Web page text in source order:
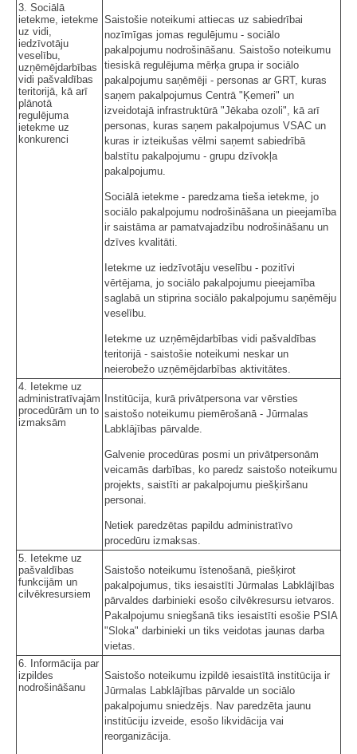
3. Sociālā
ietekme, ietekme
uz vidi,
iedzīvotāju
veselību,
uzņēmējdarbības
vidi pašvaldības
teritorijā, kā arī
plānotā
regulējuma
ietekme uz
konkurenci
Saistošie noteikumi attiecas uz sabiedrībai
nozīmīgas jomas regulējumu - sociālo
pakalpojumu nodrošināšanu. Saistošo noteikumu
tiesiskā regulējuma mērķa grupa ir sociālo
pakalpojumu saņēmēji - personas ar GRT, kuras
saņem pakalpojumus Centrā "Ķemeri" un
izveidotajā infrastruktūrā "Jēkaba ozoli", kā arī
personas, kuras saņem pakalpojumus VSAC un
kuras ir izteikušas vēlmi saņemt sabiedrībā
balstītu pakalpojumu - grupu dzīvokļa
pakalpojumu.
Sociālā ietekme - paredzama tieša ietekme, jo
sociālo pakalpojumu nodrošināšana un pieejamība
ir saistāma ar pamatvajadzību nodrošināšanu un
dzīves kvalitāti.
Ietekme uz iedzīvotāju veselību - pozitīvi
vērtējama, jo sociālo pakalpojumu pieejamība
saglabā un stiprina sociālo pakalpojumu saņēmēju
veselību.
Ietekme uz uzņēmējdarbības vidi pašvaldības
teritorijā - saistošie noteikumi neskar un
neierobežo uzņēmējdarbības aktivitātes.
4. Ietekme uz
administratīvajām
procedūrām un to
izmaksām
Institūcija, kurā privātpersona var vērsties
saistošo noteikumu piemērošanā - Jūrmalas
Labklājības pārvalde.
Galvenie procedūras posmi un privātpersonām
veicamās darbības, ko paredz saistošo noteikumu
projekts, saistīti ar pakalpojumu piešķiršanu
personai.
Netiek paredzētas papildu administratīvo
procedūru izmaksas.
5. Ietekme uz
pašvaldības
funkcijām un
cilvēkresursiem
Saistošo noteikumu īstenošanā, piešķirot
pakalpojumus, tiks iesaistīti Jūrmalas Labklājības
pārvaldes darbinieki esošo cilvēkresursu ietvaros.
Pakalpojumu sniegšanā tiks iesaistīti esošie PSIA
"Sloka" darbinieki un tiks veidotas jaunas darba
vietas.
6. Informācija par
izpildes
nodrošināšanu
Saistošo noteikumu izpildē iesaistītā institūcija ir
Jūrmalas Labklājības pārvalde un sociālo
pakalpojumu sniedzējs. Nav paredzēta jaunu
institūciju izveide, esošo likvidācija vai
reorganizācija.